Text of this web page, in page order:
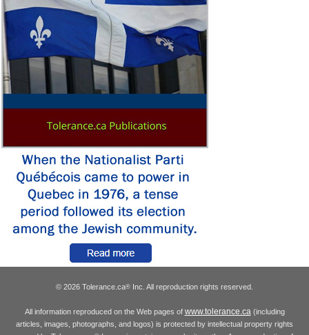
© 2026 Tolerance.ca® Inc. All reproduction rights reserved.
All information reproduced on the Web pages of www.tolerance.ca (including
articles, images, photographs, and logos) is protected by intellectual property rights